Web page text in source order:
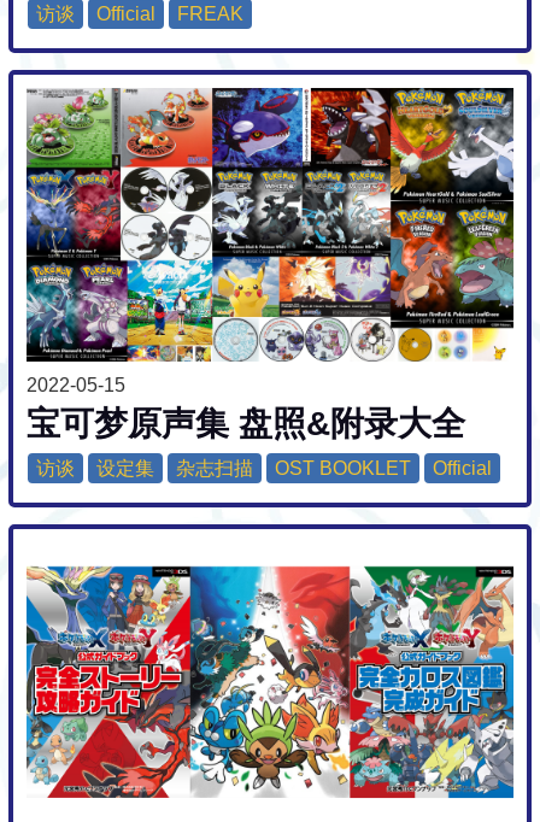
访谈 Official FREAK
2022-05-15
宝可梦原声集 盘照&附录大全
访谈 设定集 杂志扫描 OST BOOKLET Official